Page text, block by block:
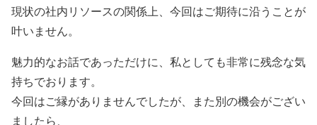
現状の社内リソースの関係上、今回はご期待に沿うことが
叶いません。
魅力的なお話であっただけに、私としても非常に残念な気
持ちでおります。
今回はご縁がありませんでしたが、また別の機会がござい
ましたら、